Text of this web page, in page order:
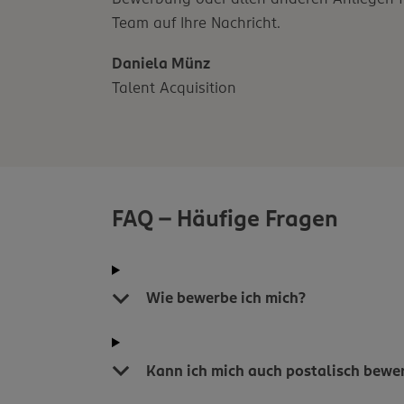
Team auf Ihre Nachricht.
Daniela Münz
Talent Acquisition
FAQ - Häufige Fragen
Wie bewerbe ich mich?
Kann ich mich auch postalisch